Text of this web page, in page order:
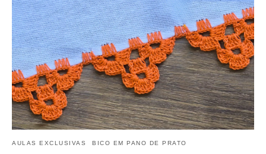
AULAS EXCLUSIVAS BICO EM PANO DE PRATO